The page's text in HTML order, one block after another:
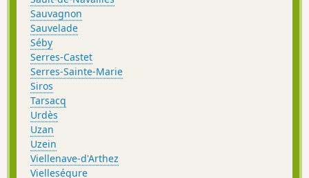
Sauvagnon
Sauvelade
Séby
Serres-Castet
Serres-Sainte-Marie
Siros
Tarsacq
Urdès
Uzan
Uzein
Viellenave-d'Arthez
Vielleségure